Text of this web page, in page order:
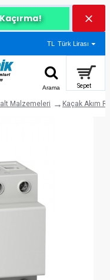
TL Türk Lirası
Malzemeleri Kaçak Akım